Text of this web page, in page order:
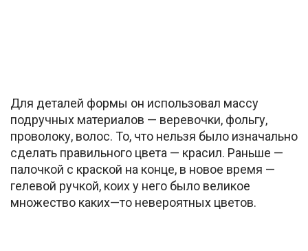
Для деталей формы он использовал массу
подручных материалов — веревочки, фольгу,
проволоку, волос. То, что нельзя было изначально
сделать правильного цвета — красил. Раньше —
палочкой с краской на конце, в новое время —
гелевой ручкой, коих у него было великое
множество каких—то невероятных цветов.